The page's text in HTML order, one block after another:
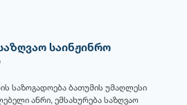
საინჟინრო
საზოგადოება ბათუმის უმაღლესი
ანრი, ემსახურება საზღვაო